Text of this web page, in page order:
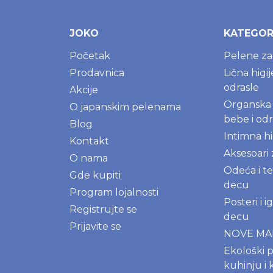
JOKO
Početak
Prodavnica
Akcije
O japanskim pelenama
Blog
Kontakt
O nama
Gde kupiti
Program lojalnosti
Registrujte se
Prijavite se
Pelene
Lična
odrasle
bebe i
Intimna
Odeća i
decu
Posteri i
decu
NOVE
Ekološki
kuhinju i